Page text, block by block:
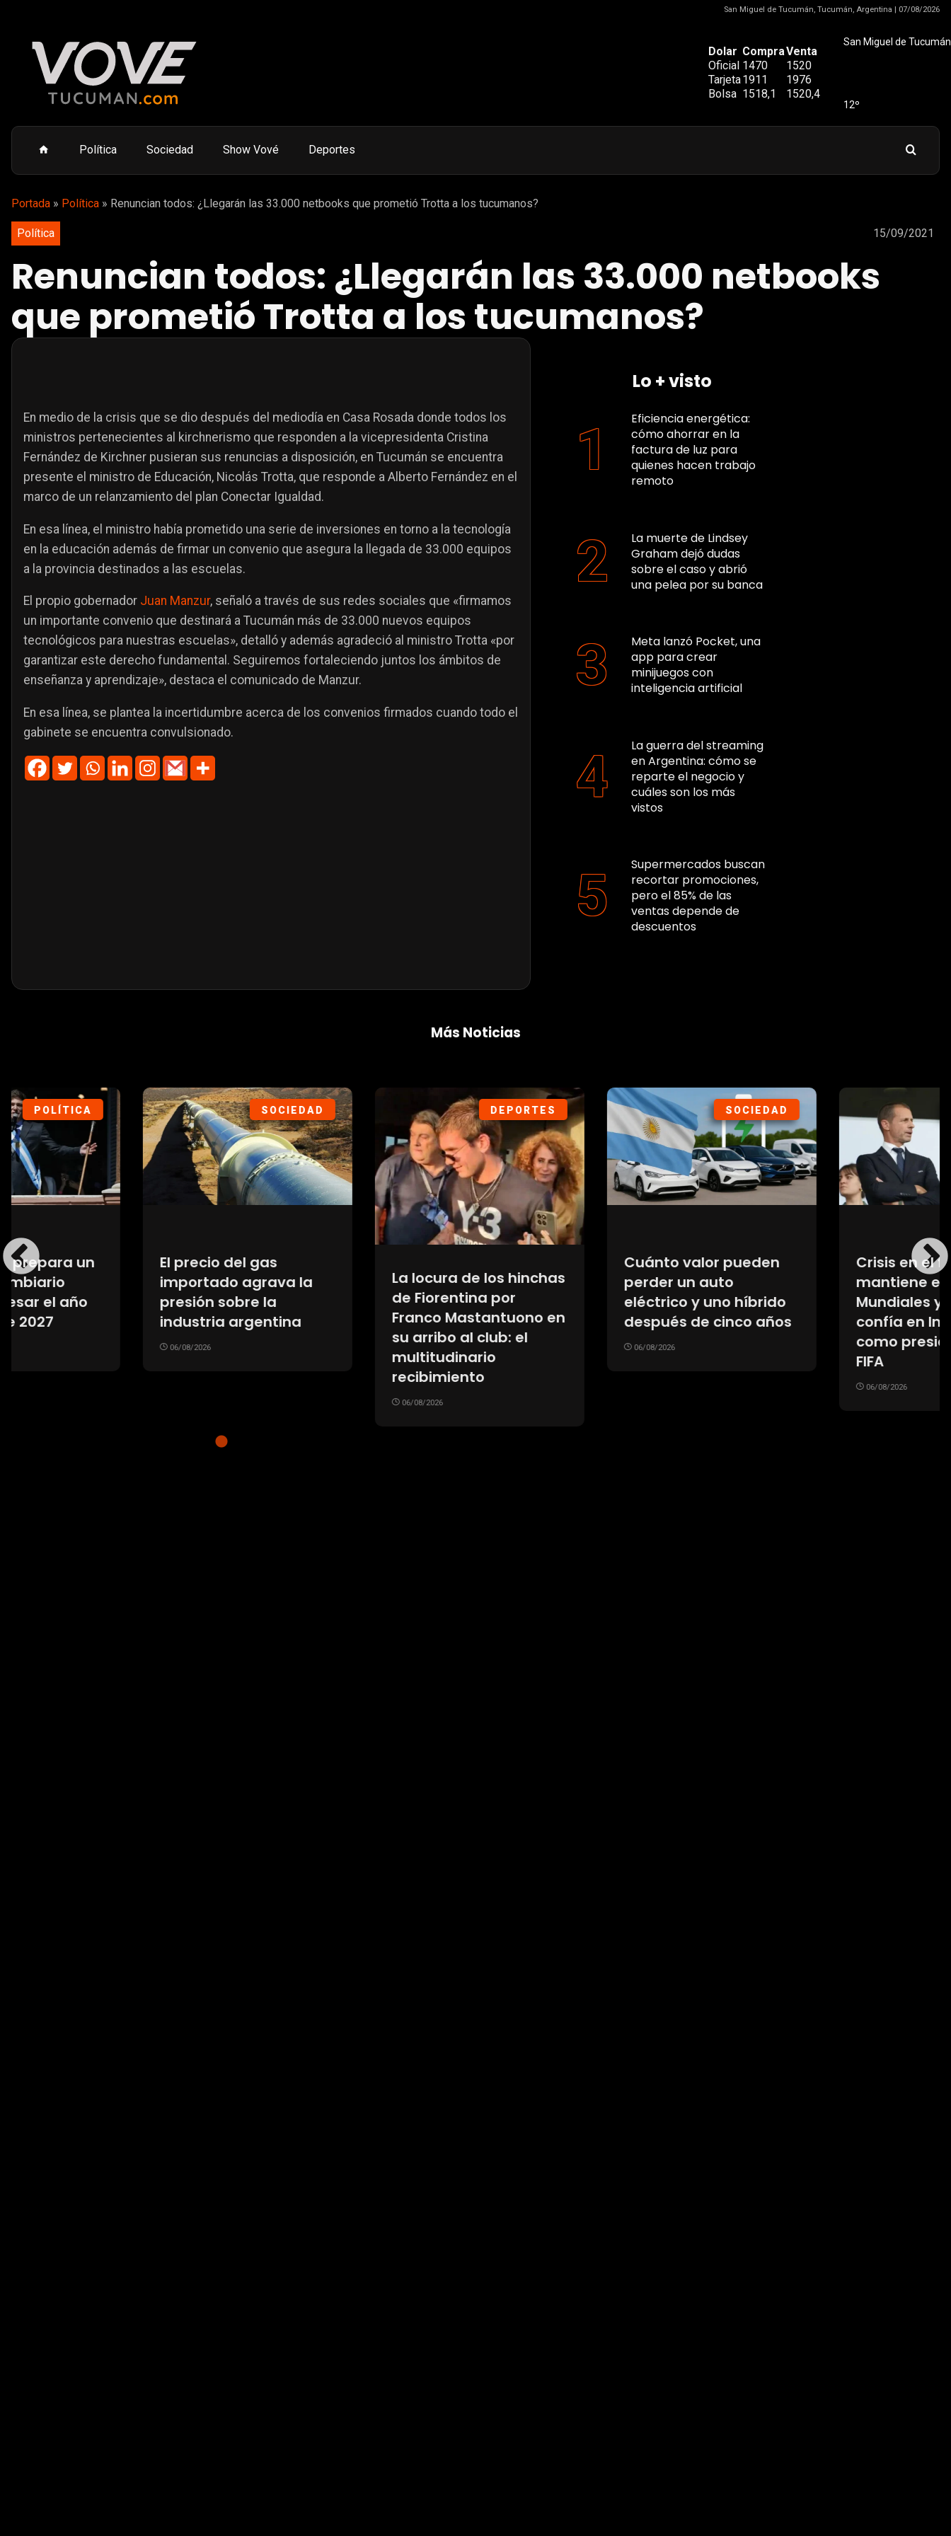
San Miguel de Tucumán, Tucumán, Argentina | 07/08/2026
Dolar CompraVenta
Oficial 1470
1520
Tarjeta1911
1976
Bolsa 1518,1 1520,4
San Miguel de Tucumán
12º
Política Sociedad Show Vové Deportes
Portada » Política » Renuncian todos: ¿Llegarán las 33.000 netbooks que prometió Trotta a los tucumanos?
Política 15/09/2021
Renuncian todos: ¿Llegarán las 33.000 netbooks
que prometió Trotta a los tucumanos?
En medio de la crisis que se dio después del mediodía en Casa Rosada donde todos los
ministros pertenecientes al kirchnerismo que responden a la vicepresidenta Cristina
Fernández de Kirchner pusieran sus renuncias a disposición, en Tucumán se encuentra
presente el ministro de Educación, Nicolás Trotta, que responde a Alberto Fernández en el
marco de un relanzamiento del plan Conectar Igualdad.
En esa línea, el ministro había prometido una serie de inversiones en torno a la tecnología
en la educación además de firmar un convenio que asegura la llegada de 33.000 equipos
a la provincia destinados a las escuelas.
El propio gobernador Juan Manzur, señaló a través de sus redes sociales que «firmamos
un importante convenio que destinará a Tucumán más de 33.000 nuevos equipos
tecnológicos para nuestras escuelas», detalló y además agradeció al ministro Trotta «por
garantizar este derecho fundamental. Seguiremos fortaleciendo juntos los ámbitos de
enseñanza y aprendizaje», destaca el comunicado de Manzur.
En esa línea, se plantea la incertidumbre acerca de los convenios firmados cuando todo el
gabinete se encuentra convulsionado.
Lo + visto
Eficiencia energética:
cómo ahorrar en la
factura de luz para
quienes hacen trabajo
remoto
La muerte de Lindsey
Graham dejó dudas
sobre el caso y abrió
una pelea por su banca
Meta lanzó Pocket, una
app para crear
minijuegos con
inteligencia artificial
La guerra del streaming
en Argentina: cómo se
reparte el negocio y
cuáles son los más
vistos
Supermercados buscan
recortar promociones,
pero el 85% de las
ventas depende de
descuentos
Más Noticias
SOCIEDAD
El precio del gas
importado agrava la
presión sobre la
industria argentina
DEPORTES
La locura de los hinchas
de Fiorentina por
Franco Mastantuono en
su arribo al club: el
SOCIEDAD
Cuánto valor pueden
perder un auto
eléctrico y uno híbrido
después de cinco años
DEPORTES
Crisis en el fútbol: UEFA
mantiene el boicot a los
Mundiales y ya no
confía en Infantino
como presidente de la